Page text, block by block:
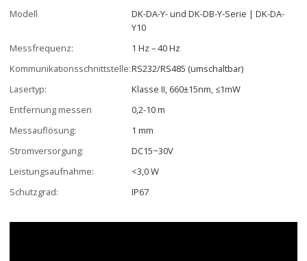
Modell
DK-DA-Y- und DK-DB-Y-Serie | DK-DA-
Y10
Messfrequenz:
1 Hz – 40 Hz
Kommunikationsschnittstelle:RS232/RS485 (umschaltbar)
Lasertyp:
Klasse II, 660±15nm, ≤1mW
Entfernung messen
0,2-10 m
Messauflösung:
1 mm
Stromversorgung:
DC15~30V
Leistungsaufnahme:
<3,0 W
Schutzgrad:
IP67